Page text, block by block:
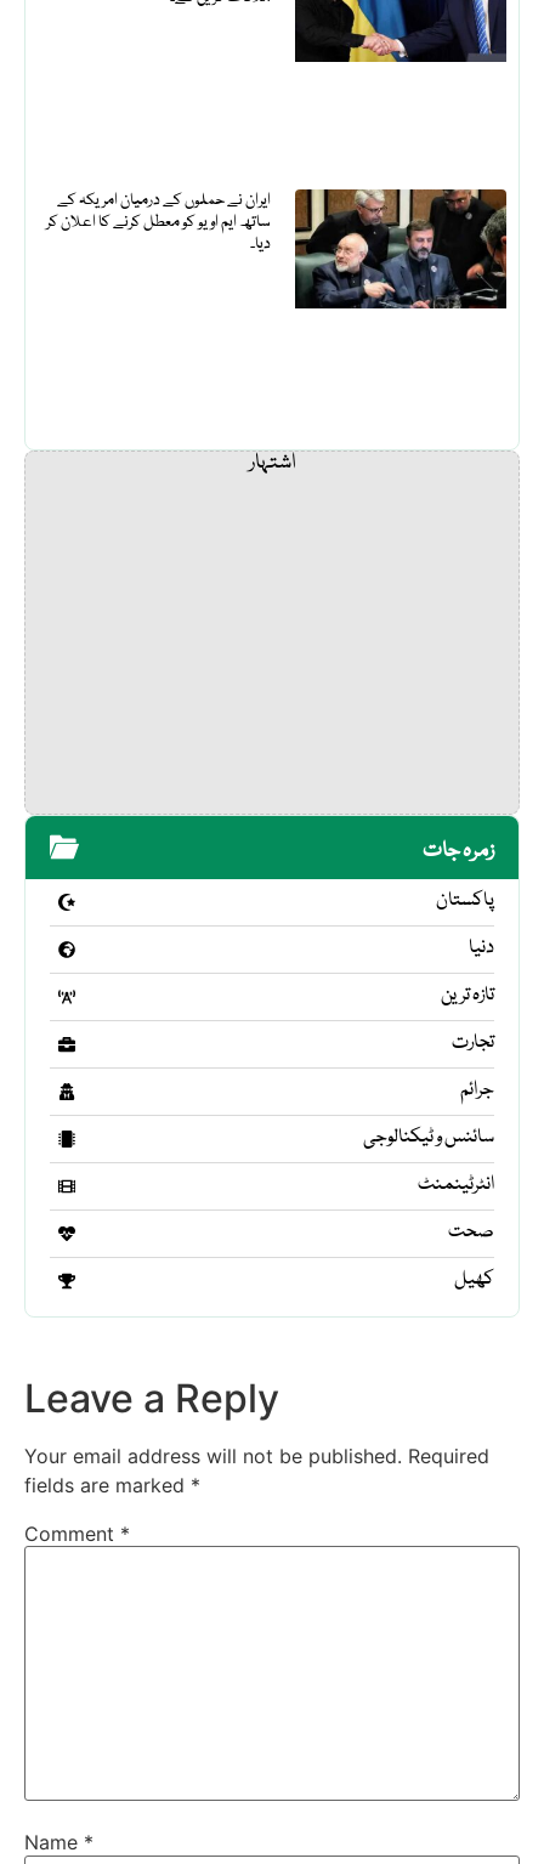
ایران نے حملوں کے درمیان امریکہ کے
ساتھ ایم او یو کو معطل کرنے کا اعلان کر
دیا۔
اشتہار
زمرہ جات
پاکستان
دنیا
تازہ ترین
تجارت
جرائم
سائنس و ٹیکنالوجی
انٹرٹینمنٹ
صحت
کھیل
Leave a Reply
Your email address will not be published. Required
fields are marked *
Comment *
Name *